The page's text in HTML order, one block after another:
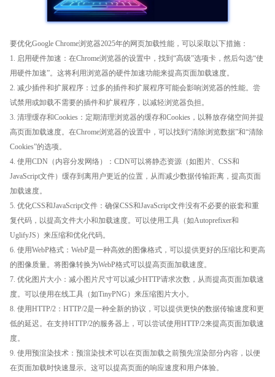
要优化Google Chrome浏览器2025年的网页加载性能，可以采取以下措施：
1. 启用硬件加速：在Chrome浏览器的设置中，找到“高级”选项卡，然后勾选“使
用硬件加速”。这将利用浏览器的硬件加速功能来提高页面加载速度。
2. 减少插件和扩展程序：过多的插件和扩展程序可能会影响浏览器的性能。尝
试禁用或卸载不需要的插件和扩展程序，以减轻浏览器负担。
3. 清理缓存和Cookies：定期清理浏览器的缓存和Cookies，以释放存储空间并提
高页面加载速度。在Chrome浏览器的设置中，可以找到“清除浏览数据”和“清除
Cookies”的选项。
4. 使用CDN（内容分发网络）：CDN可以将静态资源（如图片、CSS和
JavaScript文件）缓存到离用户更近的位置，从而减少数据传输距离，提高页面
加载速度。
5. 优化CSS和JavaScript文件：确保CSS和JavaScript文件没有不必要的嵌套和重
复代码，以提高文件大小和加载速度。可以使用工具（如Autoprefixer和
UglifyJS）来压缩和优化代码。
6. 使用WebP格式：WebP是一种高效的图像格式，可以提供更好的压缩比和更高
的图像质量。将图像转换为WebP格式可以提高页面加载速度。
7. 优化图片大小：减小图片尺寸可以减少HTTP请求次数，从而提高页面加载速
度。可以使用在线工具（如TinyPNG）来压缩图片大小。
8. 使用HTTP/2：HTTP/2是一种全新的协议，可以提供更快的数据传输速度和更
低的延迟。在支持HTTP/2的服务器上，可以尝试使用HTTP/2来提高页面加载速
度。
9. 使用预渲染技术：预渲染技术可以在页面加载之前预先渲染部分内容，以便
在页面加载时快速显示。这可以提高页面的响应速度和用户体验。